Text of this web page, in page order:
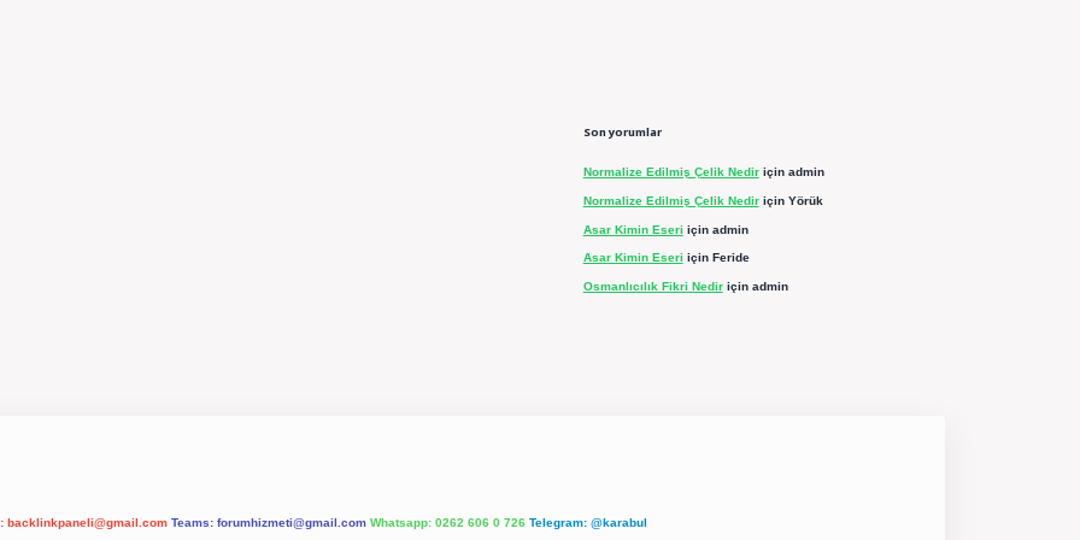
Son yorumlar
Normalize Edilmiş Çelik Nediriçin admin
Normalize Edilmiş Çelik Nediriçin Yörük
Asar Kimin Eseri için admin
Asar Kimin Eseri için Feride
Osmanlıcılık Fikri Nediriçin admin
backlinkpaneli@gmail.com Teams: forumhizmeti@gmail.com Whatsapp: 0262 606 0 726 Telegram: @karabul